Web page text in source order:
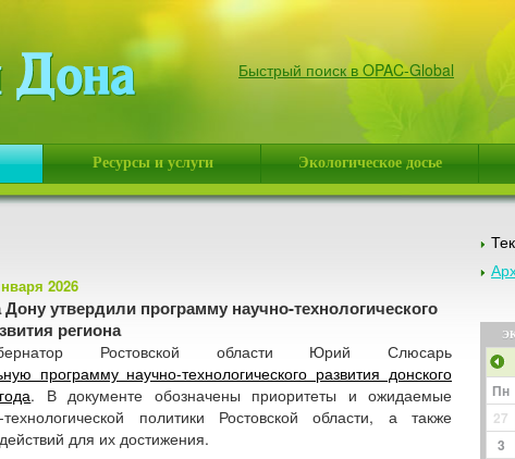
Быстрый поиск в OPAC-Global
Ресурсы и услуги Экологическое досье
2026
Дону утвердили программу научно-технологического
региона
Ростовской области Юрий Слюсарь
программу научно-технологического развития донского
. В документе обозначены приоритеты и ожидаемые
технологической политики Ростовской области, а также
для их достижения.
Пн
27
3